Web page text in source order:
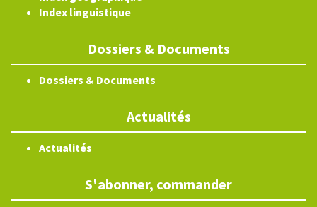
Index linguistique
Dossiers & Documents
Dossiers & Documents
Actualités
Actualités
S'abonner, commander